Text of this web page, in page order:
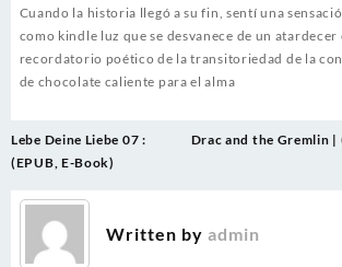
Cuando la historia llegó a su fin, sentí una
como kindle luz que se desvanece de un
recordatorio poético de la transitoriedad de la
de chocolate caliente para el alma
Post
navigation
Lebe Deine Liebe 07 :
(EPUB, E-Book)
Drac and the Gremlin |
Written by admin